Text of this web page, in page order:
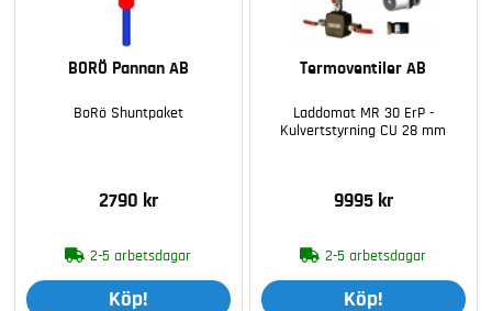
BORÖ Pannan AB
BoRö Shuntpaket
2790 kr
2-5 arbetsdagar
Köp!
Termoventiler AB
Laddomat MR 30 ErP -
Kulvertstyrning CU 28 mm
9995 kr
2-5 arbetsdagar
Köp!